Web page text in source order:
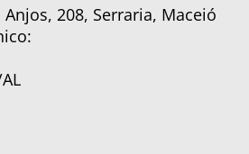
Anjos, 208, Serraria, Maceió